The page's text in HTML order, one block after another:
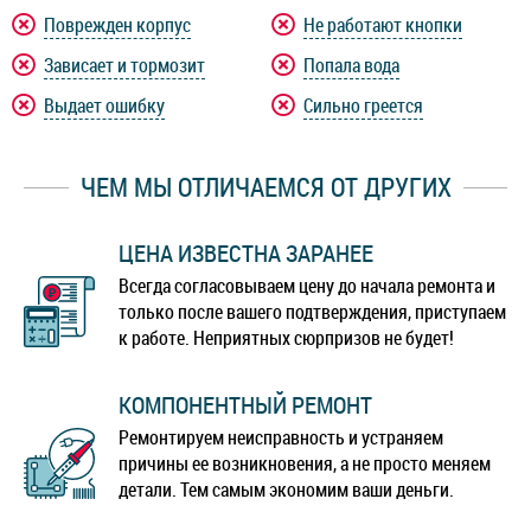
Motorola Z3
Поврежден корпус
Зависает и тормозит
Выдает ошибку
Не работают кнопки
Попала вода
Сильно греется
ЧЕМ МЫ ОТЛИЧАЕМСЯ ОТ ДРУГИХ
ЦЕНА ИЗВЕСТНА ЗАРАНЕЕ
Всегда согласовываем цену до начала ремонта и
только после вашего подтверждения, приступаем
к работе. Неприятных сюрпризов не будет!
КОМПОНЕНТНЫЙ РЕМОНТ
Ремонтируем неисправность и устраняем
причины ее возникновения, а не просто меняем
детали. Тем самым экономим ваши деньги.